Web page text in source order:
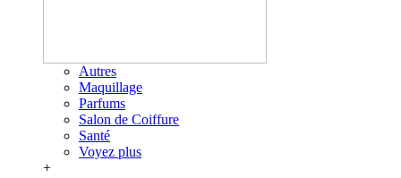
Autres
Maquillage
Parfums
Salon de Coiffure
Santé
Voyez plus
+